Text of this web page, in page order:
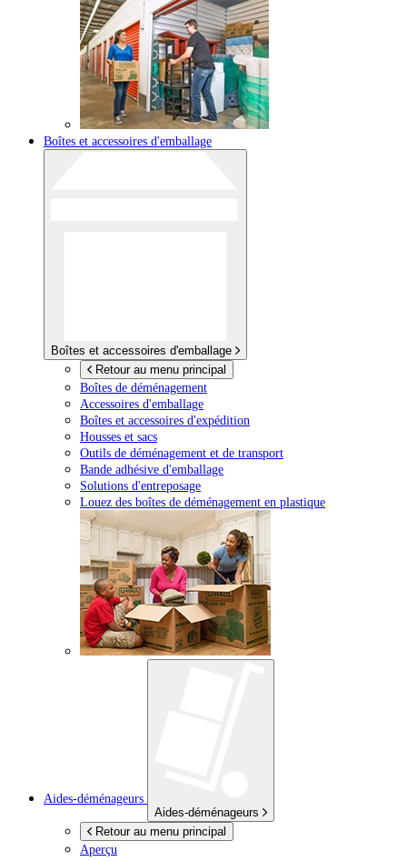
Boîtes et accessoires d'emballage
Boîtes et accessoires d'emballage
Retour au menu principal
Boîtes de déménagement
Accessoires d'emballage
Boîtes et accessoires d'expédition
Housses et sacs
Outils de déménagement et de transport
Bande adhésive d'emballage
Solutions d'entreposage
Louez des boîtes de déménagement en plastique
Aides-déménageurs
Aides-déménageurs
Retour au menu principal
Aperçu